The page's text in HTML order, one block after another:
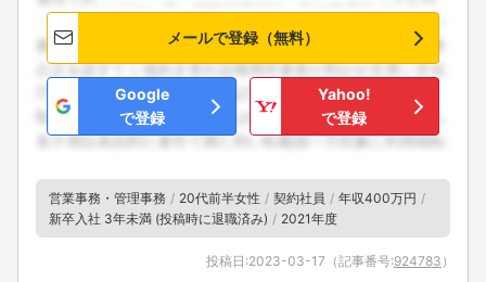
メールで登録（無料）
Google
で登録
Yahoo!
で登録
営業事務・管理事務 20代前半女性 契約社員
年収400万円
新卒入社 3年未満 (投稿時に退職済み)
2021年度
投稿日:2023-03-17 （記事番号:924783 ）